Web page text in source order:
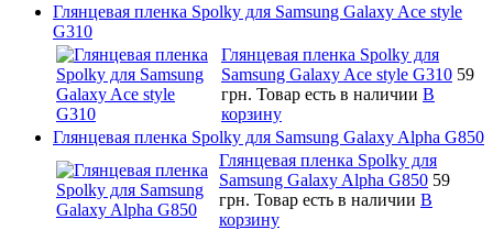
Глянцевая пленка Spolky для Samsung Galaxy Ace style
G310
Глянцевая пленка Spolky для
Samsung Galaxy Ace style G310 59
грн. Товар есть в наличии В
корзину
Глянцевая пленка Spolky для Samsung Galaxy Alpha G850
Глянцевая пленка Spolky для
Samsung Galaxy Alpha G850 59
грн. Товар есть в наличии В
корзину